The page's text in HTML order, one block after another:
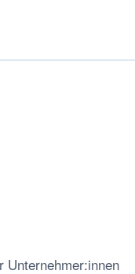
Unternehmer:innen